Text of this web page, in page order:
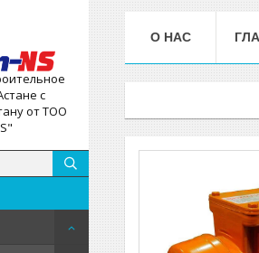
с
от ТОО
О НАС